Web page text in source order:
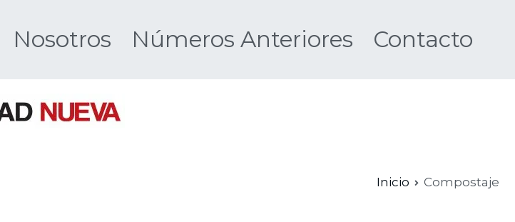
Nosotros Números Anteriores Contacto
Inicio Compostaje